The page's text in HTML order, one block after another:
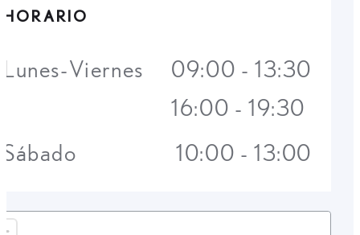
HORARIO
Lunes-Viernes
09:00 - 13:30
16:00 - 19:30
Sábado
10:00 - 13:00